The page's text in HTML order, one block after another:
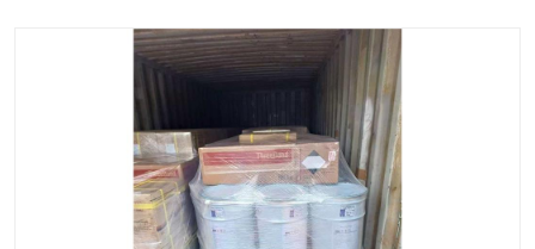
化妆品进口清关物流 国际海运
中欧班列进口红酒啤酒
蓉欧班列进口机械设备 马来西亚物流
铁路出口拼箱/整柜